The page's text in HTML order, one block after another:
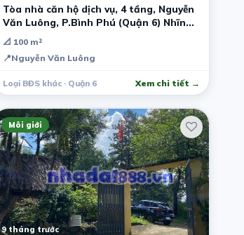
Tòa nhà căn hộ dịch vụ, 4 tầng, Nguyễn
Văn Luông, P.Bình Phú (Quận 6) Nhĩnh
7 tỷ
📐 100 m²
📍Nguyễn Văn Luông
Loại BĐS khác · Quận 6 Xem chi tiết →
Môi giới
9 tháng trước